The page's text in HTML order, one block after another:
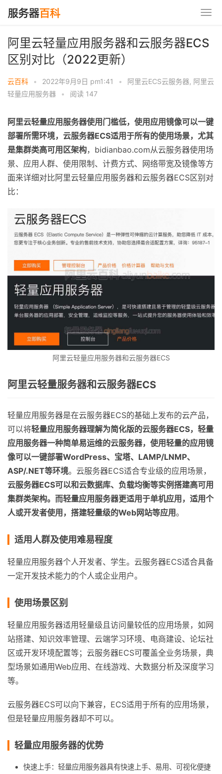
阿里云轻量应用服务器和云服务器ECS
区别对比（2022更新）
云百科 • 2022年9月9日 pm1:41 • 阿里云ECS云服务器, 阿里云
轻量应用服务器
• 阅读 147
阿里云轻量应用服务器使用门槛低，使用应用镜像可以一键
部署所需环境，云服务器ECS适用于所有的使用场景，尤其
是集群类高可用区架构，bidianbao.com从云服务器使用场
景、应用人群、使用限制、计费方式、网络带宽及镜像等方
面来详细对比阿里云轻量应用服务器和云服务器ECS区别对
比：
阿里云轻量应用服务器和云服务器ECS
阿里云轻量服务器和云服务器ECS
轻量应用服务器是在云服务器ECS的基础上发布的云产品，
可以将轻量应用服务器理解为简化版的云服务器ECS，轻量
应用服务器一种简单易运维的云服务器，使用轻量的应用镜
像可以一键部署WordPress、宝塔、LAMP/LNMP、
ASP/.NET等环境。云服务器ECS适合专业级的应用场景，
云服务器ECS可以和云数据库、负载均衡等实例搭建高可用
集群类架构。而轻量应用服务器更适用于单机应用，适用个
人或开发者使用，搭建轻量级的Web网站等应用。
适用人群及使用难易程度
轻量应用服务器个人开发者、学生。云服务器ECS适合具备
一定开发技术能力的个人或企业用户。
使用场景区别
轻量应用服务器适用轻量级且访问量较低的应用场景，如网
站搭建、知识效率管理、云端学习环境、电商建设、论坛社
区或开发环境配置等；云服务器ECS可覆盖全业务场景，典
型场景如通用Web应用、在线游戏、大数据分析及深度学习
等。
云服务器ECS可以向下兼容，ECS适用于所有的应用场景，
但是轻量应用服务器却不可以。
轻量应用服务器的优势
快速上手：轻量应用服务器具有快速上手、易用、可视化便捷